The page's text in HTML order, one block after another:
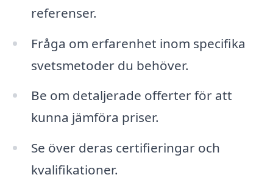
referenser.
Fråga om erfarenhet inom specifika
svetsmetoder du behöver.
Be om detaljerade offerter för att
kunna jämföra priser.
Se över deras certifieringar och
kvalifikationer.